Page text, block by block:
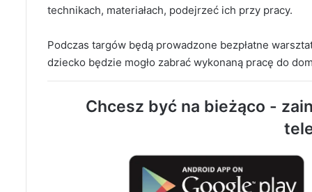
technikach, materiałach, podejrzeć ich przy pracy.
Podczas targów będą prowadzone bezpłatne
dziecko będzie mogło zabrać wykonaną pracę do
Chcesz być na bieżąco -